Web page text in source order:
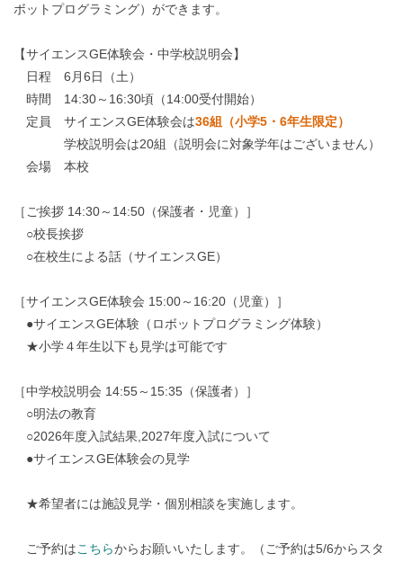
ボットプログラミング）ができます。
【サイエンスGE体験会・中学校説明会】
日程 6月6日（土）
時間 14:30～16:30頃（14:00受付開始）
定員 サイエンスGE体験会は36組（小学5・6年生限定）
学校説明会は20組（説明会に対象学年はございません）
会場 本校
［ご挨拶 14:30～14:50（保護者・児童）］
○校長挨拶
○在校生による話（サイエンスGE）
［サイエンスGE体験会 15:00～16:20（児童）］
●サイエンスGE体験（ロボットプログラミング体験）
★小学４年生以下も見学は可能です
［中学校説明会 14:55～15:35（保護者）］
○明法の教育
○2026年度入試結果,2027年度入試について
●サイエンスGE体験会の見学
★希望者には施設見学・個別相談を実施します。
ご予約はこちらからお願いいたします。（ご予約は5/6からスタ